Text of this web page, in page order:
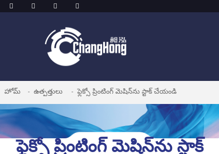
హోమ్ ఉత్పత్తులు ఫ్లెక్సో ప్రింటింగ్ మెషిన్‌ను స్టాక్ చేయండి
ఫ్లెక్సో ప్రింటింగ్ మెషిన్‌ను స్టాక్